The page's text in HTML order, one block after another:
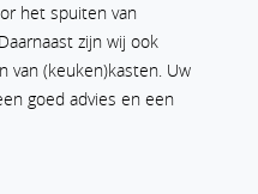
het spuiten van
zijn wij ook
van (keuken)kasten. Uw
goed advies en een